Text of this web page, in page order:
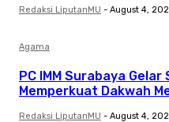
Redaksi LiputanMU - August 4,
Agama
PC IMM Surabaya
Memperkuat Dakwah
Redaksi LiputanMU - August 4,